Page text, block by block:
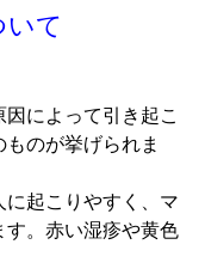
て
によって引き起こ
のが挙げられま
に起こりやすく、マ
す。赤い湿疹や黄色